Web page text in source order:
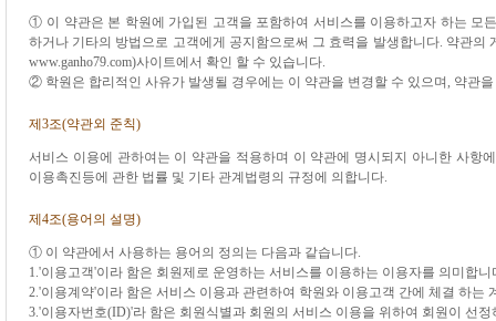
① 이 약관은 본 학원에 가입된 고객을 포함하여 서비스를 이용하고자 하는 모
하거나 기타의 방법으로 고객에게 공지함으로써 그 효력을 발생합니다. 약관의
www.ganho79.com)사이트에서 확인 할 수 있습니다.
② 학원은 합리적인 사유가 발생될 경우에는 이 약관을 변경할 수 있으며, 약관
제3조(약관외 준칙)
서비스 이용에 관하여는 이 약관을 적용하며 이 약관에 명시되지 아니한 사항
이용촉진등에 관한 법률 및 기타 관계법령의 규정에 의합니다.
제4조(용어의 설명)
① 이 약관에서 사용하는 용어의 정의는 다음과 같습니다.
1.'이용고객'이라 함은 회원제로 운영하는 서비스를 이용하는 이용자를 의미합니
2.'이용계약'이라 함은 서비스 이용과 관련하여 학원와 이용고객 간에 체결 하는
3.'이용자번호(ID)'라 함은 회원식별과 회원의 서비스 이용을 위하여 회원이 선